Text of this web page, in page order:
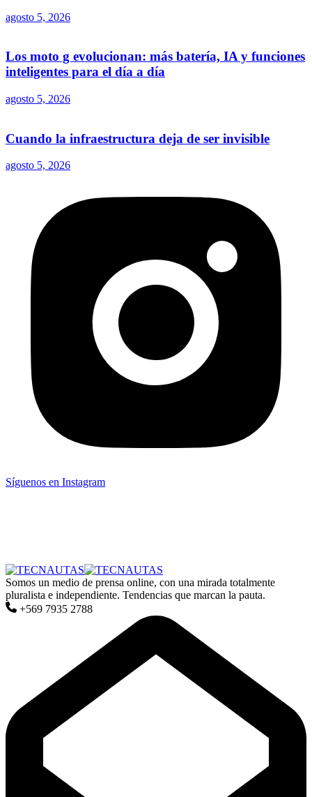
agosto 5, 2026
Los moto g evolucionan: más batería, IA y funciones
inteligentes para el día a día
agosto 5, 2026
Cuando la infraestructura deja de ser invisible
agosto 5, 2026
Síguenos en Instagram
Somos un medio de prensa online, con una mirada totalmente
pluralista e independiente. Tendencias que marcan la pauta.
+569 7935 2788